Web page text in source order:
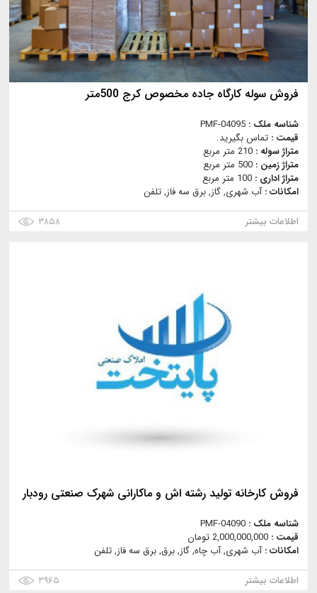
فروش سوله کارگاه جاده مخصوص کرج 500متر
شناسه ملک : PMF-04095
قیمت : تماس بگیرید.
متراژ سوله : 210 متر مربع
متراژ زمین : 500 متر مربع
متراژ اداری : 100 متر مربع
امکانات :آب شهری, گاز, برق سه فاز, تلفن
اطلاعات بیشتر
۳۸۵۸
فروش کارخانه تولید رشته اش و ماکارانی شهرک صنعتی رودبار
شناسه ملک : PMF-04090
قیمت : 2,000,000,000 تومان
امکانات :آب شهری, آب چاه, گاز, برق, برق سه فاز, تلفن
اطلاعات بیشتر
۳۹۶۵